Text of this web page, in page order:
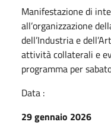
Manifestazione di
all’organizzazione
dell’Industria e
attività collaterali e
programma per
Data :
29 gennaio 2026